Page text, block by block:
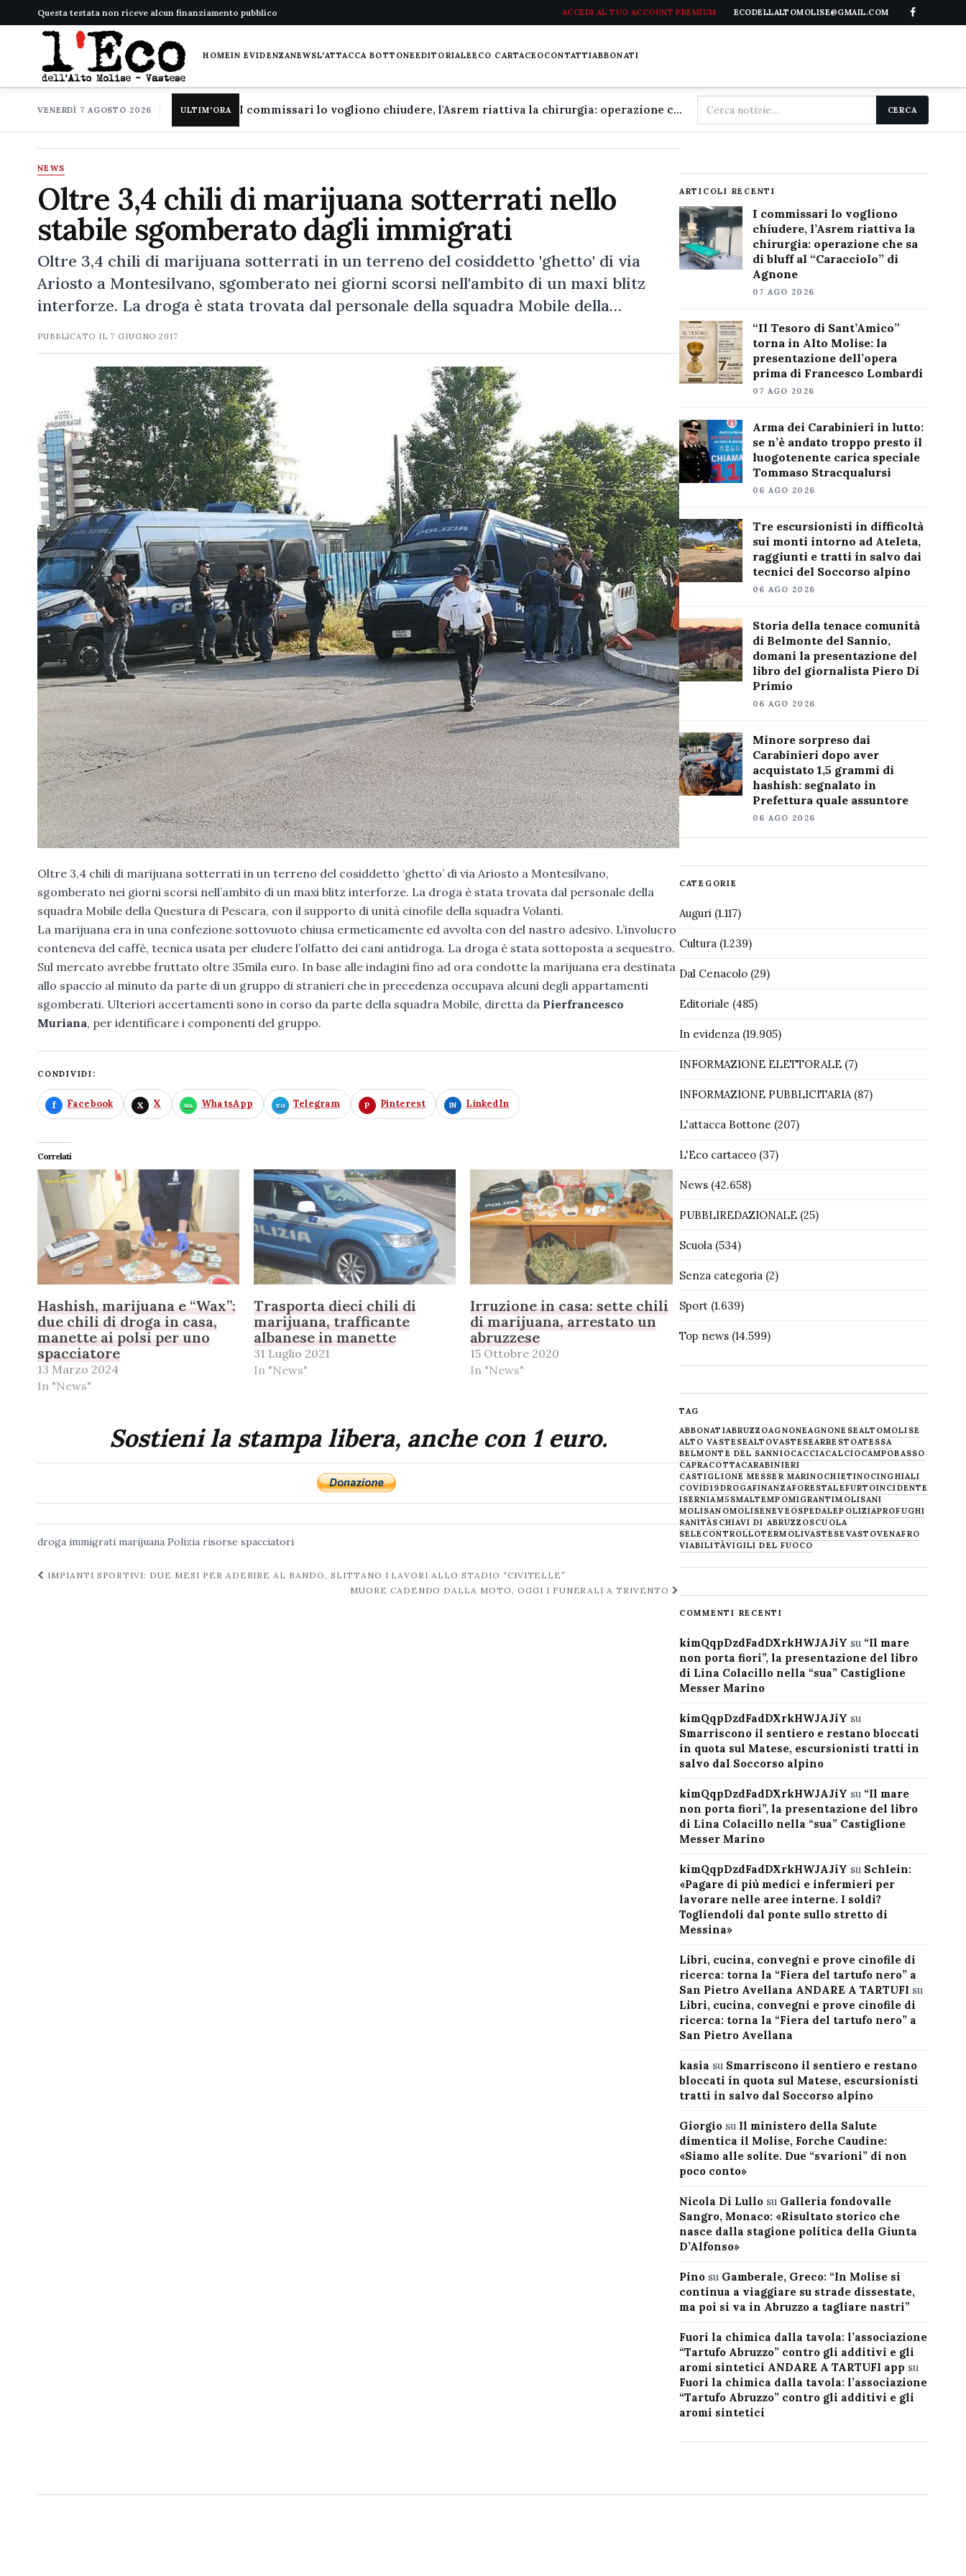
Questa testata non riceve alcun finanziamento pubblico ACCEDI AL TUO ACCOUNT PREMIUM ECODELLALTOMOLISE@GMAIL.COM
HOMEIN EVIDENZANEWSL'ATTACCA BOTTONEEDITORIALEECO CARTACEOCONTATTIABBONATI
VENERDÌ 7 AGOSTO 2026 ULTIM'ORA I commissari lo vogliono chiudere, l'Asrem riattiva la chirurgia: operazione che sa di bluff al "Caracciolo" di Agnone
Cerca
nel
CERCA
NEWS
Oltre 3,4 chili di marijuana sotterrati nello
stabile sgomberato dagli immigrati
Oltre 3,4 chili di marijuana sotterrati in un terreno del cosiddetto 'ghetto' di via
Ariosto a Montesilvano, sgomberato nei giorni scorsi nell'ambito di un maxi blitz
interforze. La droga è stata trovata dal personale della squadra Mobile della…
PUBBLICATO IL 7 GIUGNO 2017
Oltre 3,4 chili di marijuana sotterrati in un terreno del cosiddetto ‘ghetto’ di via Ariosto a Montesilvano,
sgomberato nei giorni scorsi nell’ambito di un maxi blitz interforze. La droga è stata trovata dal personale della
squadra Mobile della Questura di Pescara, con il supporto di unità cinofile della squadra Volanti.
La marijuana era in una confezione sottovuoto chiusa ermeticamente ed avvolta con del nastro adesivo. L’involucro
conteneva del caffè, tecnica usata per eludere l’olfatto dei cani antidroga. La droga è stata sottoposta a sequestro.
Sul mercato avrebbe fruttato oltre 35mila euro. In base alle indagini fino ad ora condotte la marijuana era destinata
allo spaccio al minuto da parte di un gruppo di stranieri che in precedenza occupava alcuni degli appartamenti
sgomberati. Ulteriori accertamenti sono in corso da parte della squadra Mobile, diretta da Pierfrancesco
Muriana, per identificare i componenti del gruppo.
CONDIVIDI:
Facebook X WhatsApp Telegram Pinterest LinkedIn
Correlati
Hashish, marijuana e “Wax”:
due chili di droga in casa,
manette ai polsi per uno
spacciatore
13 Marzo 2024
In "News"
Trasporta dieci chili di
marijuana, trafficante
albanese in manette
31 Luglio 2021
In "News"
Irruzione in casa: sette chili
di marijuana, arrestato un
abruzzese
15 Ottobre 2020
In "News"
Sostieni la stampa libera, anche con 1 euro.
droga immigrati marijuana Polizia risorse spacciatori
Navigazione
IMPIANTI SPORTIVI: DUE MESI PER ADERIRE AL BANDO, SLITTANO I LAVORI ALLO STADIO “CIVITELLE”
MUORE CADENDO DALLA MOTO, OGGI I FUNERALI A TRIVENTO
ARTICOLI RECENTI
I commissari lo vogliono
chiudere, l’Asrem riattiva la
chirurgia: operazione che sa
di bluff al “Caracciolo” di
Agnone
07 AGO 2026
“Il Tesoro di Sant’Amico”
torna in Alto Molise: la
presentazione dell’opera
prima di Francesco Lombardi
07 AGO 2026
Arma dei Carabinieri in lutto:
se n’è andato troppo presto il
luogotenente carica speciale
Tommaso Stracqualursi
06 AGO 2026
Tre escursionisti in difficoltà
sui monti intorno ad Ateleta,
raggiunti e tratti in salvo dai
tecnici del Soccorso alpino
06 AGO 2026
Storia della tenace comunità
di Belmonte del Sannio,
domani la presentazione del
libro del giornalista Piero Di
Primio
06 AGO 2026
Minore sorpreso dai
Carabinieri dopo aver
acquistato 1,5 grammi di
hashish: segnalato in
Prefettura quale assuntore
06 AGO 2026
CATEGORIE
Auguri(1.117)
Cultura(1.239)
Dal Cenacolo(29)
Editoriale (485)
In evidenza(19.905)
INFORMAZIONE ELETTORALE(7)
INFORMAZIONE PUBBLICITARIA(87)
L'attacca Bottone (207)
L'Eco cartaceo(37)
News(42.658)
PUBBLIREDAZIONALE(25)
Scuola(534)
Senza categoria(2)
Sport(1.639)
Top news(14.599)
TAG
ABBONATIABRUZZOAGNONEAGNONESEALTOMOLISE
ALTO VASTESEALTOVASTESEARRESTOATESSA
BELMONTE DEL SANNIOCACCIACALCIOCAMPOBASSO
CAPRACOTTACARABINIERI
CASTIGLIONE MESSER MARINOCHIETINOCINGHIALI
COVID19DROGAFINANZAFORESTALEFURTOINCIDENTE
ISERNIAM5SMALTEMPOMIGRANTIMOLISANI
MOLISANOMOLISENEVE OSPEDALEPOLIZIAPROFUGHI
SANITÀSCHIAVI DI ABRUZZOSCUOLA
SELECONTROLLOTERMOLIVASTESE VASTOVENAFRO
VIABILITÀVIGILI DEL FUOCO
COMMENTI RECENTI
kimQqpDzdFadDXrkHWJAJiY su “Il mare
non porta fiori”, la presentazione del libro
di Lina Colacillo nella “sua” Castiglione
Messer Marino
kimQqpDzdFadDXrkHWJAJiY su
Smarriscono il sentiero e restano bloccati
in quota sul Matese, escursionisti tratti in
salvo dal Soccorso alpino
kimQqpDzdFadDXrkHWJAJiY su “Il mare
non porta fiori”, la presentazione del libro
di Lina Colacillo nella “sua” Castiglione
Messer Marino
kimQqpDzdFadDXrkHWJAJiY su Schlein:
«Pagare di più medici e infermieri per
lavorare nelle aree interne. I soldi?
Togliendoli dal ponte sullo stretto di
Messina»
Libri, cucina, convegni e prove cinofile di
ricerca: torna la “Fiera del tartufo nero” a
San Pietro Avellana ANDARE A TARTUFI su
Libri, cucina, convegni e prove cinofile di
ricerca: torna la “Fiera del tartufo nero” a
San Pietro Avellana
kasia su Smarriscono il sentiero e restano
bloccati in quota sul Matese, escursionisti
tratti in salvo dal Soccorso alpino
Giorgiosu Il ministero della Salute
dimentica il Molise, Forche Caudine:
«Siamo alle solite. Due “svarioni” di non
poco conto»
Nicola Di Lullosu Galleria fondovalle
Sangro, Monaco: «Risultato storico che
nasce dalla stagione politica della Giunta
D’Alfonso»
Pinosu Gamberale, Greco: “In Molise si
continua a viaggiare su strade dissestate,
ma poi si va in Abruzzo a tagliare nastri”
Fuori la chimica dalla tavola: l’associazione
“Tartufo Abruzzo” contro gli additivi e gli
aromi sintetici ANDARE A TARTUFI app su
Fuori la chimica dalla tavola: l’associazione
“Tartufo Abruzzo” contro gli additivi e gli
aromi sintetici